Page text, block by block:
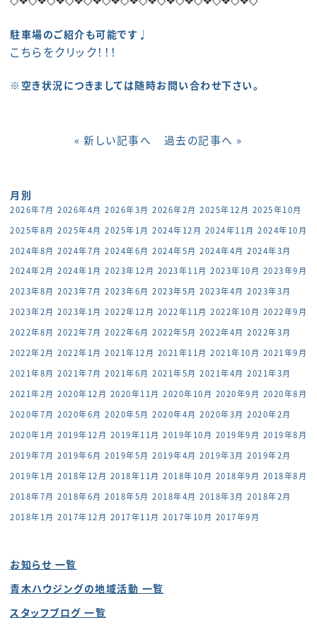
駐車場のご紹介も可能です♩
こちらをクリック！！！
※空き状況につきましては随時お問い合わせ下さい。
« 新しい記事へ 過去の記事へ »
月別
2026年7月 2026年4月 2026年3月 2026年2月 2025年12月 2025年10月
2025年8月 2025年4月 2025年1月 2024年12月 2024年11月 2024年10月
2024年8月 2024年7月 2024年6月 2024年5月 2024年4月 2024年3月
2024年2月 2024年1月 2023年12月 2023年11月 2023年10月 2023年9月
2023年8月 2023年7月 2023年6月 2023年5月 2023年4月 2023年3月
2023年2月 2023年1月 2022年12月 2022年11月 2022年10月 2022年9月
2022年8月 2022年7月 2022年6月 2022年5月 2022年4月 2022年3月
2022年2月 2022年1月 2021年12月 2021年11月 2021年10月 2021年9月
2021年8月 2021年7月 2021年6月 2021年5月 2021年4月 2021年3月
2021年2月 2020年12月 2020年11月 2020年10月 2020年9月 2020年8月
2020年7月 2020年6月 2020年5月 2020年4月 2020年3月 2020年2月
2020年1月 2019年12月 2019年11月 2019年10月 2019年9月 2019年8月
2019年7月 2019年6月 2019年5月 2019年4月 2019年3月 2019年2月
2019年1月 2018年12月 2018年11月 2018年10月 2018年9月 2018年8月
2018年7月 2018年6月 2018年5月 2018年4月 2018年3月 2018年2月
2018年1月 2017年12月 2017年11月 2017年10月 2017年9月
お知らせ 一覧
青木ハウジングの地域活動 一覧
スタッフブログ 一覧